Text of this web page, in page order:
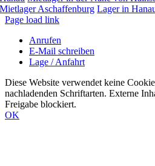
Mietlager Aschaffenburg Lager in
Page load link
Anrufen
E-Mail schreiben
Lage / Anfahrt
Diese Website verwendet keine
nachladenden Schriftarten. Externe
Freigabe blockiert.
OK